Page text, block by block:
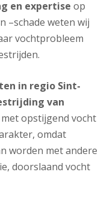
en expertise op
–schade weten wij
vochtprobleem
in regio Sint-
van
opstijgend vocht
omdat
worden met andere
doorslaand vocht